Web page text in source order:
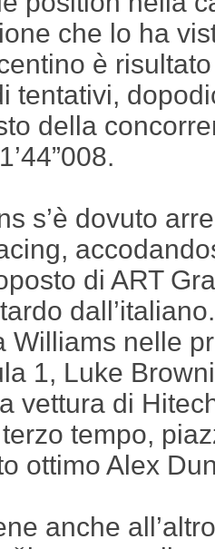
che lo ha
è
tentativi,
della
s’è dovuto
di ART
Williams nelle
1, Luke
vettura di
tempo,
ottimo Alex
anche